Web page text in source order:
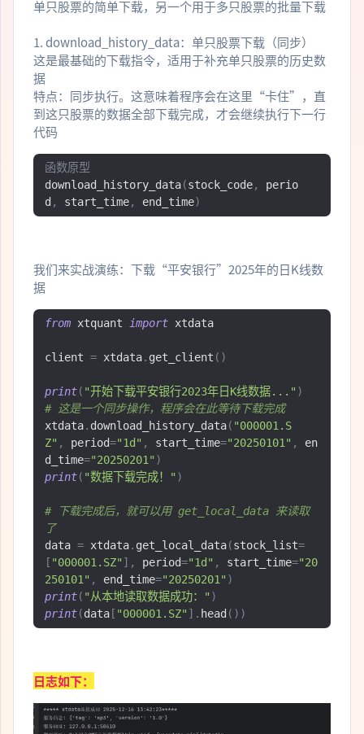
单只股票的简单下载，另一个用于多只股票的批量下载
1. download_history_data：单只股票下载（同步）
这是最基础的下载指令，适用于补充单只股票的历史数
据
特点：同步执行。这意味着程序会在这里“卡住”，直
到这只股票的数据全部下载完成，才会继续执行下一行
代码
函数原型
download_history_data(stock_code,
perio
d , start_time, end_time)
我们来实战演练：下载“平安银行”2025年的日K线数
据
from xtquant import xtdata
client = xtdata. get_client ()
print( "开始下载平安银行2023年日K线数据..." )
# 这是一个同步操作，程序会在此等待下载完成
xtdata. download_history_data( "000001.S
Z" , period="1d" , start_time="20250101" ,
en
d_time="20250201" )
print( "数据下载完成！" )
# 下载完成后，就可以用 get_local_data 来读取
了
data = xtdata. get_local_data(stock_list=
[ "000001.SZ" ], period="1d" , start_time="20
250101" , end_time="20250201" )
print( "从本地读取数据成功：" )
print(data [ "000001.SZ" ]. head ())
日志如下：